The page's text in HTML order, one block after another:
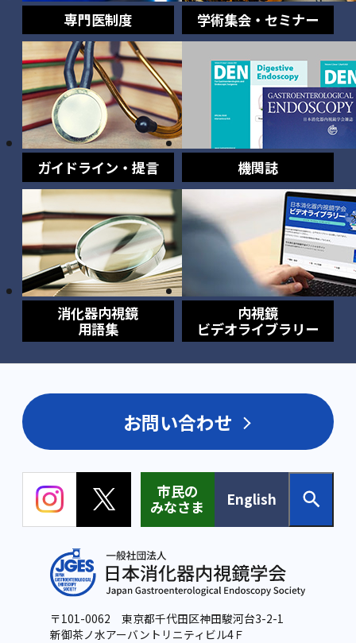
専門医制度 学術集会・セミナー
ガイドライン・提言 機関誌
消化器内視鏡
用語集
内視鏡
ビデオライブラリー
お問い合わせ
市民の
みなさま
English
〒101-0062 東京都千代田区神田駿河台3-2-1
新御茶ノ水アーバントリニティビル4Ｆ